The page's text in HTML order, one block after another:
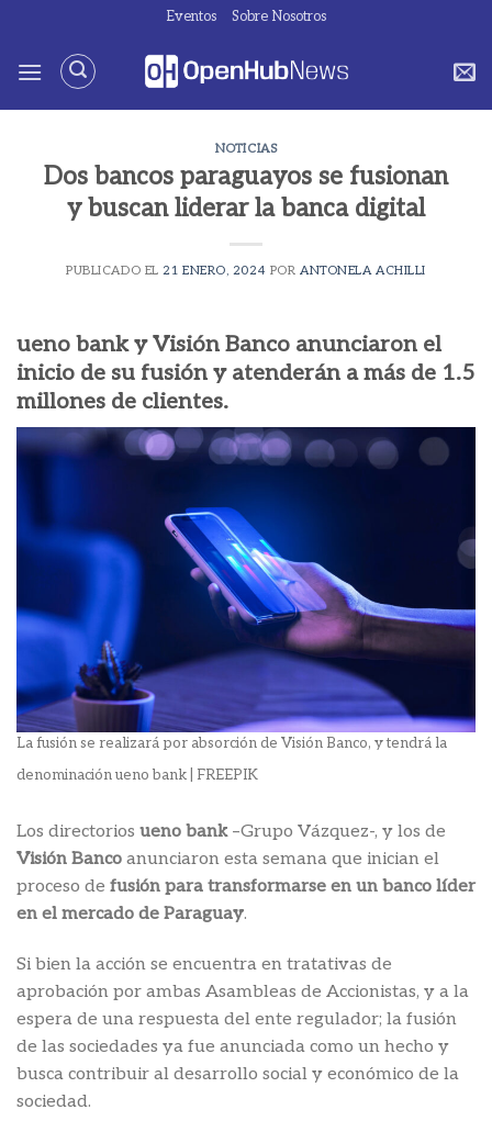
contenido
Eventos Sobre Nosotros
NOTICIAS
Dos bancos paraguayos se fusionan
y buscan liderar la banca digital
PUBLICADO EL 21 ENERO, 2024 POR ANTONELA ACHILLI
ueno bank y Visión Banco anunciaron el
inicio de su fusión y atenderán a más de 1.5
millones de clientes.
La fusión se realizará por absorción de Visión Banco, y tendrá la
denominación ueno bank | FREEPIK
Los directorios ueno bank–Grupo Vázquez-, y los de
Visión Banco anunciaron esta semana que inician el
proceso de fusión para transformarse en un banco líder
en el mercado de Paraguay.
Si bien la acción se encuentra en tratativas de
aprobación por ambas Asambleas de Accionistas, y a la
espera de una respuesta del ente regulador; la fusión
de las sociedades ya fue anunciada como un hecho y
busca contribuir al desarrollo social y económico de la
sociedad.